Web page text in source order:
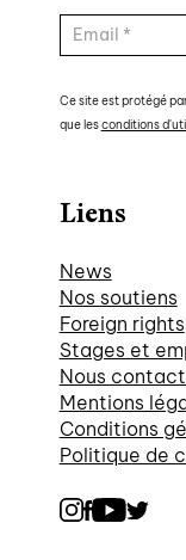
Ce site est protégé
que lesconditions
Liens
News
Nos soutiens
Foreign rights
Stages et
Nous
Mentions
Conditions
Politique de